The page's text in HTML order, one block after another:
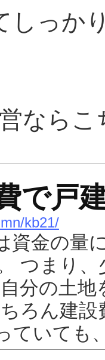
しっか
なら
で戸
kb21/
資金の量
つまり
分の土
ろん建
ていても